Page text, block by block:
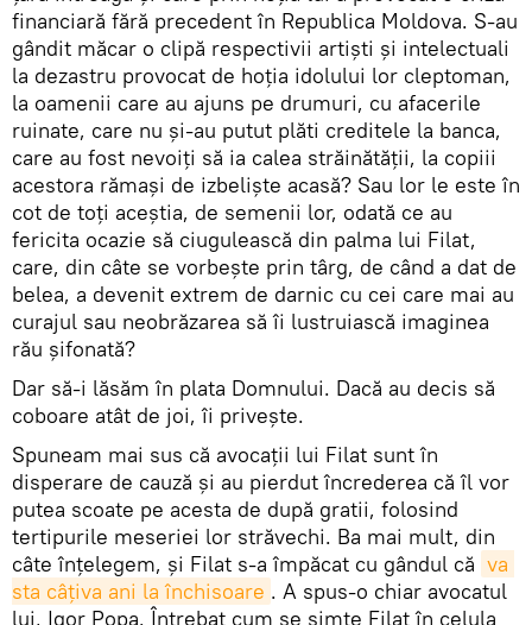
financiară fără precedent în Republica Moldova. S-au
gândit măcar o clipă respectivii artiști și intelectuali
la dezastru provocat de hoția idolului lor cleptoman,
la oamenii care au ajuns pe drumuri, cu afacerile
ruinate, care nu și-au putut plăti creditele la banca,
care au fost nevoiți să ia calea străinătății, la copiii
acestora rămași de izbeliște acasă? Sau lor le este în
cot de toți aceștia, de semenii lor, odată ce au
fericita ocazie să ciugulească din palma lui Filat,
care, din câte se vorbește prin târg, de când a dat de
belea, a devenit extrem de darnic cu cei care mai au
curajul sau neobrăzarea să îi lustruiască imaginea
rău șifonată?
Dar să-i lăsăm în plata Domnului. Dacă au decis să
coboare atât de joi, îi privește.
Spuneam mai sus că avocații lui Filat sunt în
disperare de cauză și au pierdut încrederea că îl vor
putea scoate pe acesta de după gratii, folosind
tertipurile meseriei lor străvechi. Ba mai mult, din
câte înțelegem, și Filat s-a împăcat cu gândul că va
sta câțiva ani la închisoare . A spus-o chiar avocatul
lui, Igor Popa. Întrebat cum se simte Filat în celula